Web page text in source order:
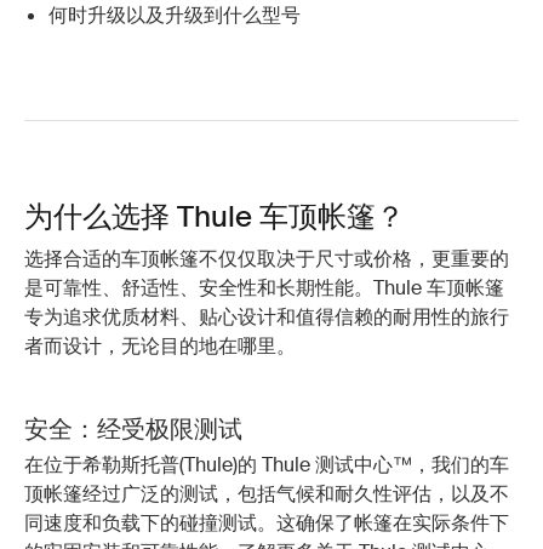
何时升级以及升级到什么型号
为什么选择 Thule 车顶帐篷？
选择合适的车顶帐篷不仅仅取决于尺寸或价格，更重要的
是可靠性、舒适性、安全性和长期性能。Thule 车顶帐篷
专为追求优质材料、贴心设计和值得信赖的耐用性的旅行
者而设计，无论目的地在哪里。
安全：经受极限测试
在位于希勒斯托普(Thule)的 Thule 测试中心™，我们的车
顶帐篷经过广泛的测试，包括气候和耐久性评估，以及不
同速度和负载下的碰撞测试。这确保了帐篷在实际条件下